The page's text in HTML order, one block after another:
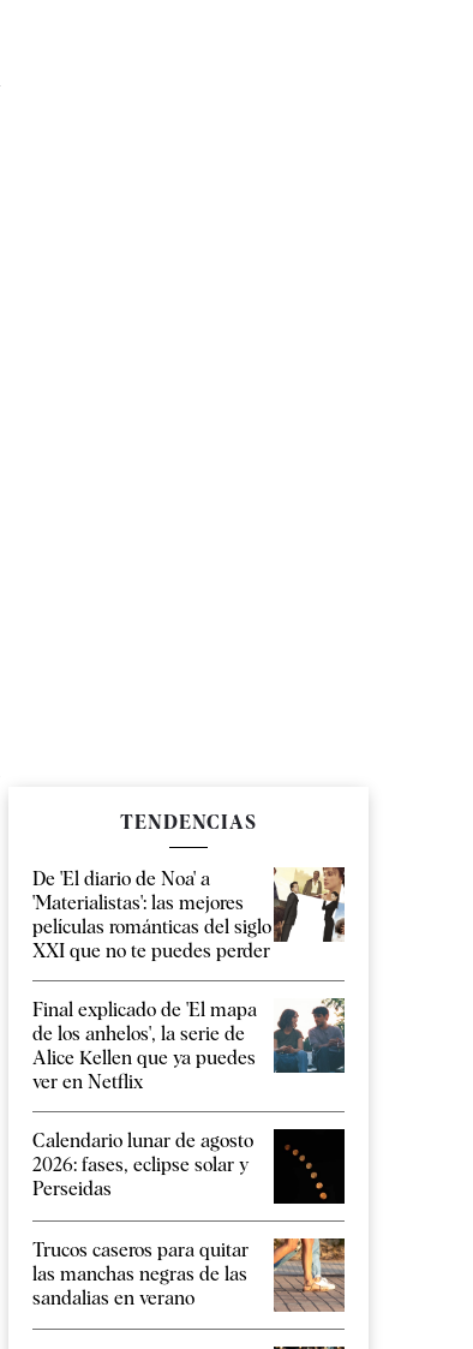
TENDENCIAS
De 'El diario de Noa' a
'Materialistas': las mejores
películas románticas del siglo
XXI que no te puedes perder
Final explicado de 'El mapa
de los anhelos', la serie de
Alice Kellen que ya puedes
ver en Netflix
Calendario lunar de agosto
2026: fases, eclipse solar y
Perseidas
Trucos caseros para quitar
las manchas negras de las
sandalias en verano